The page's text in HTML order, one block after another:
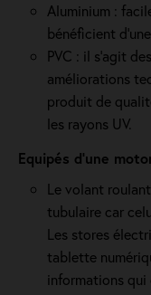
Aluminium :
bénéficient
PVC : il s'agit
améliorations
produit de
les rayons UV.
Equipés d'une
Le volant
tubulaire car
Les stores
tablette
informations qui